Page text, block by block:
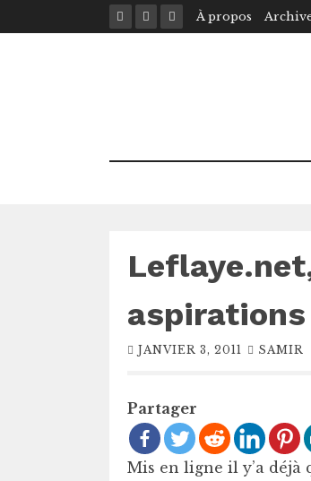
to
À propos
aspirations
JANVIER 3, 2011 SAMIR
Partager
Mis en ligne il y’a déjà